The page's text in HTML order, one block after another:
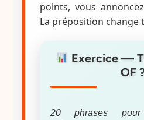
points, vous
La préposition change
Exercice —
OF
20 phrases